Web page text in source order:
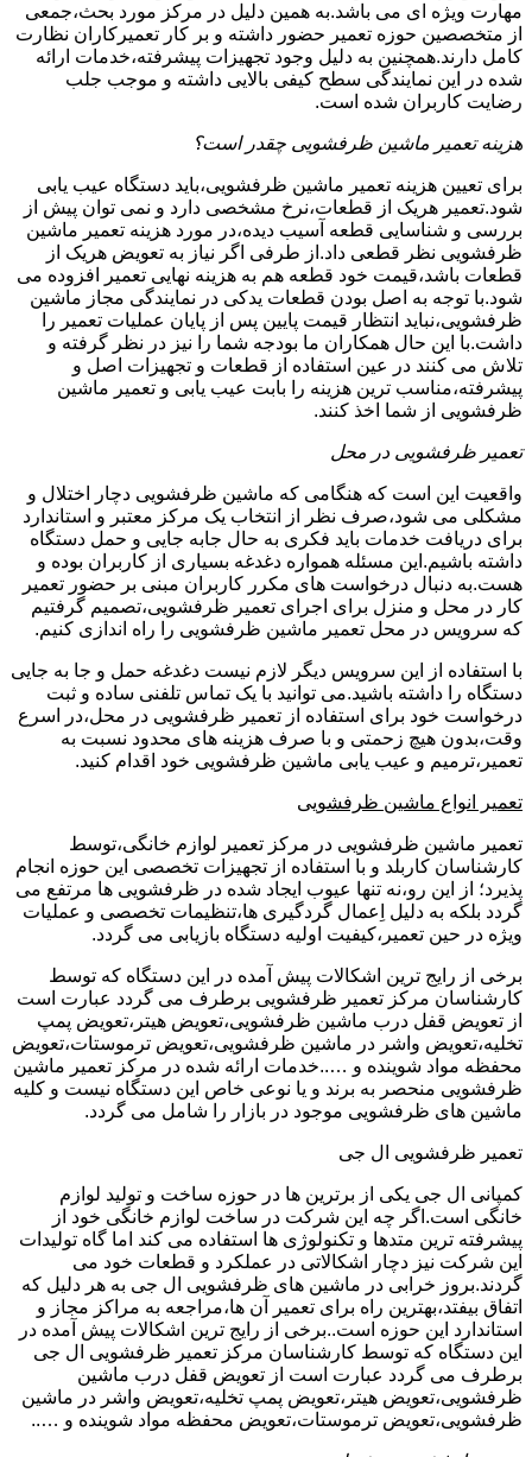
مهارت ویژه ای می باشد.به همین دلیل در مرکز مورد بحث،جمعی
از متخصصین حوزه تعمیر حضور داشته و بر کار تعمیرکاران نظارت
کامل دارند.همچنین به دلیل وجود تجهیزات پیشرفته،خدمات ارائه
شده در این نمایندگی سطح کیفی بالایی داشته و موجب جلب
رضایت کاربران شده است.
هزینه تعمیر ماشین ظرفشویی چقدر است؟
برای تعیین هزینه تعمیر ماشین ظرفشویی،باید دستگاه عیب یابی
شود.تعمیر هریک از قطعات،نرخ مشخصی دارد و نمی توان پیش از
بررسی و شناسایی قطعه آسیب دیده،در مورد هزینه تعمیر ماشین
ظرفشویی نظر قطعی داد.از طرفی اگر نیاز به تعویض هریک از
قطعات باشد،قیمت خود قطعه هم به هزینه نهایی تعمیر افزوده می
شود.با توجه به اصل بودن قطعات یدکی در نمایندگی مجاز ماشین
ظرفشویی،نباید انتظار قیمت پایین پس از پایان عملیات تعمیر را
داشت.با این حال همکاران ما بودجه شما را نیز در نظر گرفته و
تلاش می کنند در عین استفاده از قطعات و تجهیزات اصل و
پیشرفته،مناسب ترین هزینه را بابت عیب یابی و تعمیر ماشین
ظرفشویی از شما اخذ کنند.
تعمیر ظرفشویی در محل
واقعیت این است که هنگامی که ماشین ظرفشویی دچار اختلال و
مشکلی می شود،صرف نظر از انتخاب یک مرکز معتبر و استاندارد
برای دریافت خدمات باید فکری به حال جابه جایی و حمل دستگاه
داشته باشیم.این مسئله همواره دغدغه بسیاری از کاربران بوده و
هست.به دنبال درخواست های مکرر کاربران مبنی بر حضور تعمیر
کار در محل و منزل برای اجرای تعمیر ظرفشویی،تصمیم گرفتیم
که سرویس در محل تعمیر ماشین ظرفشویی را راه اندازی کنیم.
با استفاده از این سرویس دیگر لازم نیست دغدغه حمل و جا به جایی
دستگاه را داشته باشید.می توانید با یک تماس تلفنی ساده و ثبت
درخواست خود برای استفاده از تعمیر ظرفشویی در محل،در اسرع
وقت،بدون هیچ زحمتی و با صرف هزینه های محدود نسبت به
تعمیر،ترمیم و عیب یابی ماشین ظرفشویی خود اقدام کنید.
تعمیر انواع ماشین ظرفشویی
تعمیر ماشین ظرفشویی در مرکز تعمیر لوازم خانگی،توسط
کارشناسان کاربلد و با استفاده از تجهیزات تخصصی این حوزه انجام
پذیرد؛ از این رو،نه تنها عیوب ایجاد شده در ظرفشویی ها مرتفع می
گردد بلکه به دلیل اِعمال گردگیری ها،تنظیمات تخصصی و عملیات
ویژه در حین تعمیر،کیفیت اولیه دستگاه بازیابی می گردد.
برخی از رایج ترین اشکالات پیش آمده در این دستگاه که توسط
کارشناسان مرکز تعمیر ظرفشویی برطرف می گردد عبارت است
از تعویض قفل درب ماشین ظرفشویی،تعویض هیتر،تعویض پمپ
تخلیه،تعویض واشر در ماشین ظرفشویی،تعویض ترموستات،تعویض
محفظه مواد شوینده و …..خدمات ارائه شده در مرکز تعمیر ماشین
ظرفشویی منحصر به برند و یا نوعی خاص این دستگاه نیست و کلیه
ماشین های ظرفشویی موجود در بازار را شامل می گردد.
تعمیر ظرفشویی ال جی
کمپانی ال جی یکی از برترین ها در حوزه ساخت و تولید لوازم
خانگی است.اگر چه این شرکت در ساخت لوازم خانگی خود از
پیشرفته ترین متدها و تکنولوژی ها استفاده می کند اما گاه تولیدات
این شرکت نیز دچار اشکالاتی در عملکرد و قطعات خود می
گردند.بروز خرابی در ماشین های ظرفشویی ال جی به هر دلیل که
اتفاق بیفتد،بهترین راه برای تعمیر آن ها،مراجعه به مراکز مجاز و
استاندارد این حوزه است..برخی از رایج ترین اشکالات پیش آمده در
این دستگاه که توسط کارشناسان مرکز تعمیر ظرفشویی ال جی
برطرف می گردد عبارت است از تعویض قفل درب ماشین
ظرفشویی،تعویض هیتر،تعویض پمپ تخلیه،تعویض واشر در ماشین
ظرفشویی،تعویض ترموستات،تعویض محفظه مواد شوینده و …..